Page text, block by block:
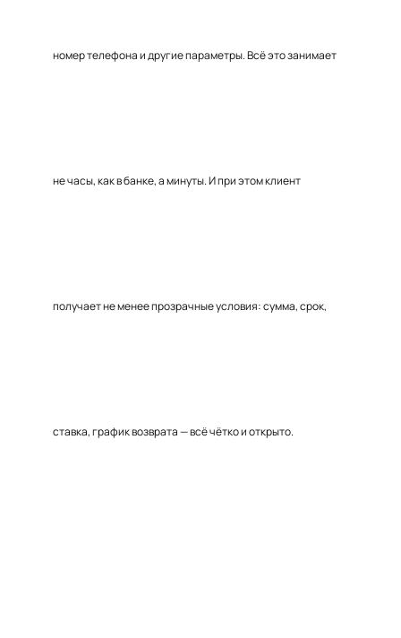
номер телефона и другие параметры. Всё это занимает
не часы, как в банке, а минуты. И при этом клиент
получает не менее прозрачные условия: сумма, срок,
ставка, график возврата — всё чётко и открыто.